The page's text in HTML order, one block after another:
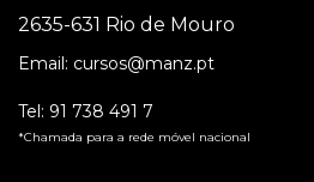
2635-631 Rio de Mouro
Email: cursos@manz.pt
Tel: 91 738 491 7
*Chamada para a rede móvel nacional